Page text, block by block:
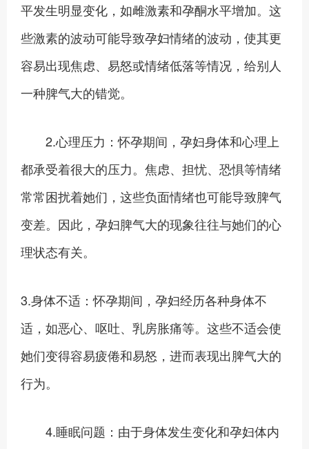
平发生明显变化，如雌激素和孕酮水平增加。这
些激素的波动可能导致孕妇情绪的波动，使其更
容易出现焦虑、易怒或情绪低落等情况，给别人
一种脾气大的错觉。
2.心理压力：怀孕期间，孕妇身体和心理上
都承受着很大的压力。焦虑、担忧、恐惧等情绪
常常困扰着她们，这些负面情绪也可能导致脾气
变差。因此，孕妇脾气大的现象往往与她们的心
理状态有关。
3.身体不适：怀孕期间，孕妇经历各种身体不
适，如恶心、呕吐、乳房胀痛等。这些不适会使
她们变得容易疲倦和易怒，进而表现出脾气大的
行为。
4.睡眠问题：由于身体发生变化和孕妇体内